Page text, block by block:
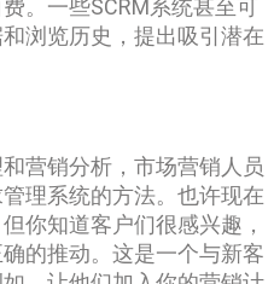
。一些SCRM系统甚至可
浏览历史，提出吸引潜在
营销分析，市场营销人员
理系统的方法。也许现在
你知道客户们很感兴趣，
的推动。这是一个与新客